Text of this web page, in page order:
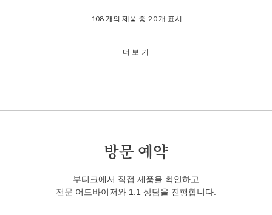
108 개의 제품 중 20개 표시
더보기
방문 예약
부티크에서 직접 제품을 확인하고
전문 어드바이저와 1:1 상담을 진행합니다.